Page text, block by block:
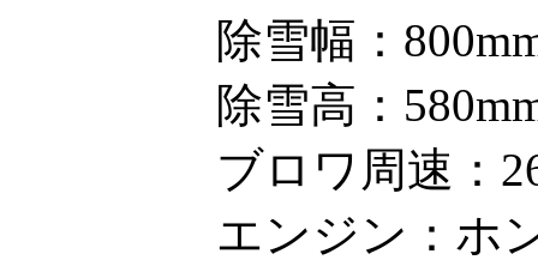
除雪幅：
除雪高：
ブロワ周速：
エンジン：ホ